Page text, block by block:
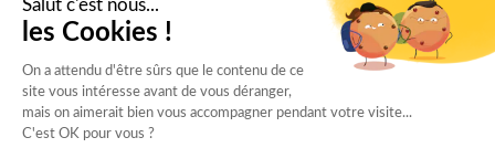
Légal
A propos